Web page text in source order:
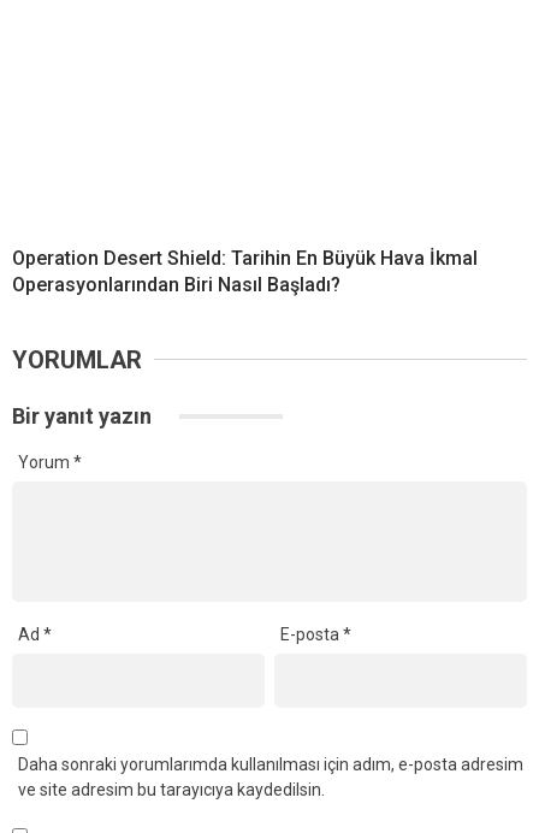
Operation Desert Shield: Tarihin En Büyük Hava İkmal
Operasyonlarından Biri Nasıl Başladı?
YORUMLAR
Bir yanıt yazın
Yorum *
Ad * E-posta*
Daha sonraki yorumlarımda kullanılması için adım, e-posta adresim
ve site adresim bu tarayıcıya kaydedilsin.